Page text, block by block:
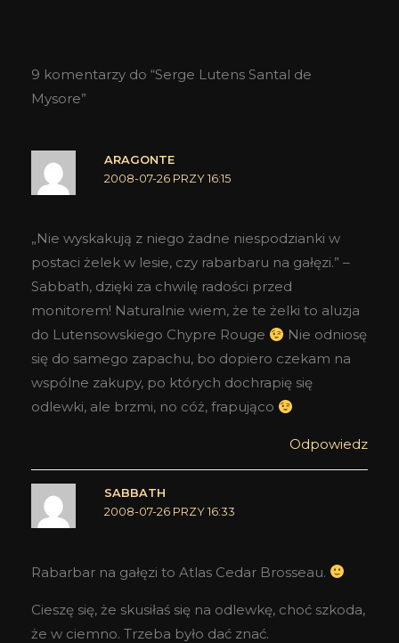
9 komentarzy do “Serge Lutens Santal de
Mysore”
ARAGONTE
2008-07-26 PRZY 16:15
„Nie wyskakują z niego żadne niespodzianki w
postaci żelek w lesie, czy rabarbaru na gałęzi.” –
Sabbath, dzięki za chwilę radości przed
monitorem! Naturalnie wiem, że te żelki to aluzja
do Lutensowskiego Chypre Rouge
Nie odniosę
się do samego zapachu, bo dopiero czekam na
wspólne zakupy, po których dochrapię się
odlewki, ale brzmi, no cóż, frapująco
Odpowiedz
SABBATH
2008-07-26 PRZY 16:33
Rabarbar na gałęzi to Atlas Cedar Brosseau.
Cieszę się, że skusiłaś się na odlewkę, choć szkoda,
że w ciemno. Trzeba było dać znać.